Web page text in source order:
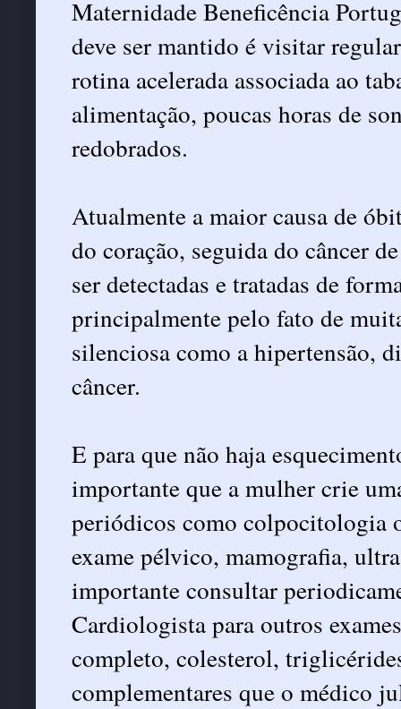
Maternidade Beneficência
deve ser mantido é visitar
rotina acelerada associada ao
alimentação, poucas horas de
redobrados.
Atualmente a maior causa de
do coração, seguida do câncer
ser detectadas e tratadas de
principalmente pelo fato de
silenciosa como a hipertensão,
câncer.
E para que não haja
importante que a mulher crie
periódicos como colpocitologia
exame pélvico, mamografia,
importante consultar
Cardiologista para outros
completo, colesterol,
complementares que o médico